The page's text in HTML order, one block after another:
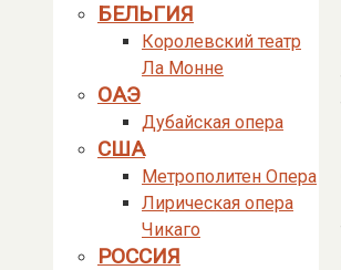
БЕЛЬГИЯ
Королевский театр
Ла Монне
ОАЭ
Дубайская опера
США
Метрополитен Опера
Лирическая опера
Чикаго
РОССИЯ